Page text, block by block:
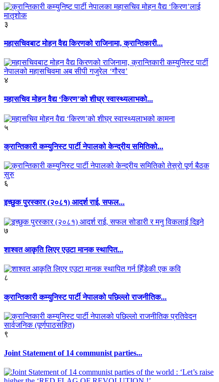
३
महासचिवबाट मोहन वैद्य किरणको राजिनामा, क्रान्तिकारी...
४
महासचिव मोहन वैद्य ‘किरण’को शीघ्र स्वास्थ्यलाभको...
५
क्रान्तिकारी कम्युनिस्ट पार्टी नेपालको केन्द्रीय समितिको...
६
इच्छुक पुरस्कार (२०८१) आदर्श राई, सफल...
७
शाश्वत आकृति लिएर एउटा मानक स्थापित...
८
क्रान्तिकारी कम्युनिस्ट पार्टी नेपालको पछिल्लो राजनीतिक...
९
Joint Statement of 14 communist parties...